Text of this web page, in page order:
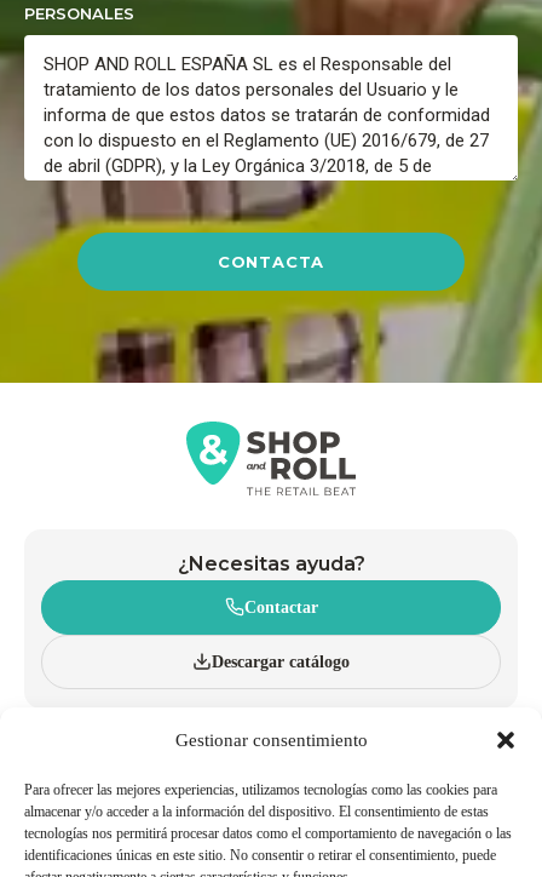
Gestionar consentimiento
Para ofrecer las mejores experiencias, utilizamos tecnologías como las cookies para
almacenar y/o acceder a la información del dispositivo. El consentimiento de estas
tecnologías nos permitirá procesar datos como el comportamiento de navegación o las
identificaciones únicas en este sitio. No consentir o retirar el consentimiento, puede
PERSONALES
CONTACTA
¿Necesitas ayuda?
Contactar
Descargar catálogo
CATÁLOGO
BLOG
CARROS
CESTAS DE MANO
ACCESORIOS
POLÍTICAS DE CALIDAD Y
TRABAJA CON NOSOTROS